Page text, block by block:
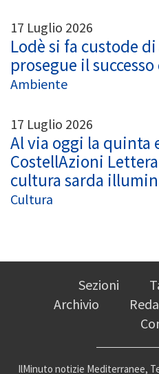
17 Luglio 2026
Lodè si fa custode
prosegue il
Ambiente
17 Luglio 2026
Al via oggi la quinta
CostellAzioni
cultura sarda
Cultura
Sezioni
Archivio
IlMinuto notizie Mediterranee,